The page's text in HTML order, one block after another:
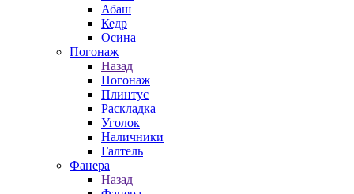
Абаш
Кедр
Осина
Погонаж
Назад
Погонаж
Плинтус
Раскладка
Уголок
Наличники
Галтель
Фанера
Назад